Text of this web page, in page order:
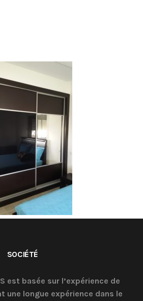
SOCIÉTÉ
est basée sur l’expérience de
une longue expérience dans le